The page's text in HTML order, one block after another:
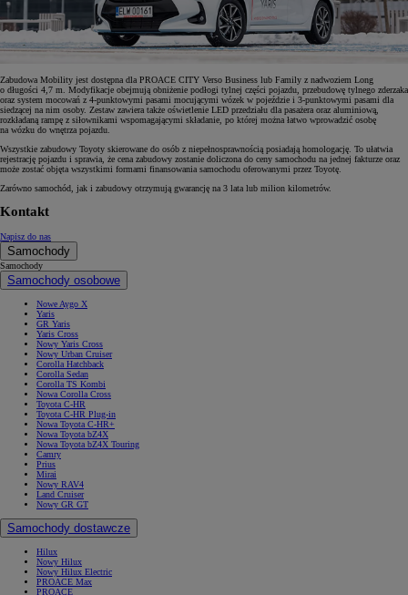
Zabudowa Mobility jest dostępna dla PROACE CITY Verso Business lub Family z nadwoziem Long
o długości 4,7 m. Modyfikacje obejmują obniżenie podłogi tylnej części pojazdu, przebudowę tylnego zderzaka
oraz system mocowań z 4-punktowymi pasami mocującymi wózek w pojeździe i 3-punktowymi pasami dla
siedzącej na nim osoby. Zestaw zawiera także oświetlenie LED przedziału dla pasażera oraz aluminiową,
rozkładaną rampę z siłownikami wspomagającymi składanie, po której można łatwo wprowadzić osobę
na wózku do wnętrza pojazdu.
Wszystkie zabudowy Toyoty skierowane do osób z niepełnosprawnością posiadają homologację. To ułatwia
rejestrację pojazdu i sprawia, że cena zabudowy zostanie doliczona do ceny samochodu na jednej fakturze oraz
może zostać objęta wszystkimi formami finansowania samochodu oferowanymi przez Toyotę.
Zarówno samochód, jak i zabudowy otrzymują gwarancję na 3 lata lub milion kilometrów.
Kontakt
Napisz do nas
Samochody
Samochody
Samochody osobowe
Nowe Aygo X
Yaris
GR Yaris
Yaris Cross
Nowy Yaris Cross
Nowy Urban Cruiser
Corolla Hatchback
Corolla Sedan
Corolla TS Kombi
Nowa Corolla Cross
Toyota C-HR
Toyota C-HR Plug-in
Nowa Toyota C-HR+
Nowa Toyota bZ4X
Nowa Toyota bZ4X Touring
Camry
Prius
Mirai
Nowy RAV4
Land Cruiser
Nowy GR GT
Samochody dostawcze
Hilux
Nowy Hilux
Nowy Hilux Electric
PROACE Max
PROACE